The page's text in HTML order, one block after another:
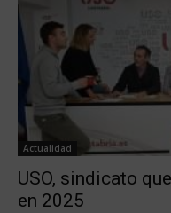
Actualidad
USO, sindicato
en 2025